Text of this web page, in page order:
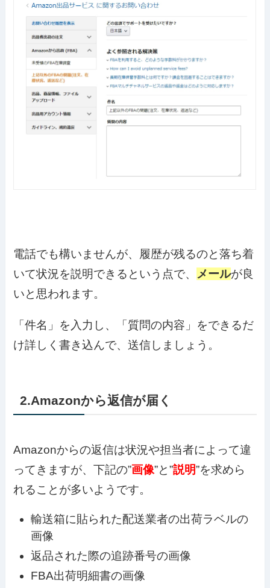
電話でも構いませんが、履歴が残るのと落ち着
いて状況を説明できるという点で、
メールが良
いと思われます。
「件名」を入力し、「質問の内容」をできるだ
け詳しく書き込んで、送信しましょう。
2.Amazonから返信が届く
Amazonからの返信は状況や担当者によって違
ってきますが、下記の”画像”と”説明”を求めら
れることが多いようです。
輸送箱に貼られた配送業者の出荷ラベルの
画像
返品された際の追跡番号の画像
FBA出荷明細書の画像